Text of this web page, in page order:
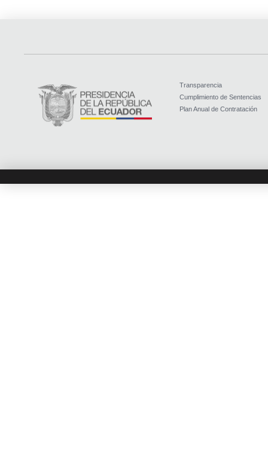
Transparencia
Cumplimiento de Sentencias
Plan Anual de Contratación